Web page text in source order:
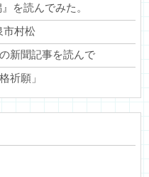
を読んでみた。
村松
新聞記事を読んで
祈願」